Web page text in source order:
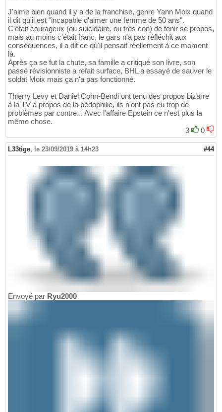
J'aime bien quand il y a de la franchise, genre Yann Moix quand
il dit qu'il est "incapable d'aimer une femme de 50 ans".
C'était courageux (ou suicidaire, ou très con) de tenir se propos,
mais au moins c'était franc, le gars n'a pas réfléchit aux
conséquences, il a dit ce qu'il pensait réellement à ce moment
là.
Après ça se fut la chute, sa famille a critiqué son livre, son
passé révisionniste a refait surface, BHL a essayé de sauver le
soldat Moix mais ça n'a pas fonctionné.
Thierry Levy et Daniel Cohn-Bendi ont tenu des propos bizarre
à la TV à propos de la pédophilie, ils n'ont pas eu trop de
problèmes par contre... Avec l'affaire Epstein ce n'est plus la
même chose.
3
0
L33tige, le 23/09/2019 à 14h23 #44
Envoyé par Ryu2000